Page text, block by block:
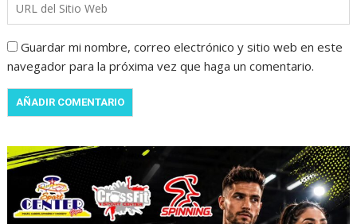
Guardar mi nombre, correo electrónico y sitio web en este
navegador para la próxima vez que haga un comentario.